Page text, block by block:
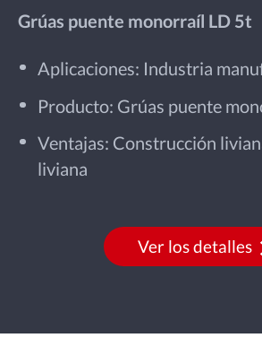
Grúas puente monorraíl LD 5t
Aplicaciones: Industria
Producto: Grúas puente
Ventajas: Construcción
liviana
Ver los detalles